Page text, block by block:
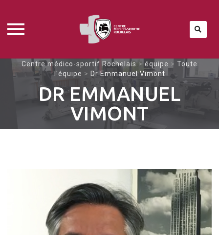
Skip
to
Centre médico-sportif Rochelais> équipe > Toute
l'équipe > Dr Emmanuel Vimont
DR EMMANUEL
VIMONT